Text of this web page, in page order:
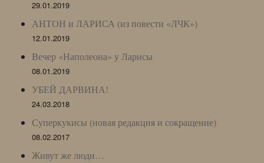
29.01.2019
АНТОН и ЛАРИСА (из повести «ЛЧК»)
12.01.2019
Вечер «Наполеона» у Ларисы
08.01.2019
УБЕЙ ДАРВИНА!
24.03.2018
Суперкукисы (новая редакция и сокращение)
08.02.2017
Живут же люди…